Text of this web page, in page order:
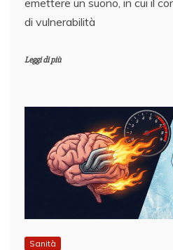
di vulnerabilità
Leggi di più
Sanità